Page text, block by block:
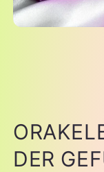
DER